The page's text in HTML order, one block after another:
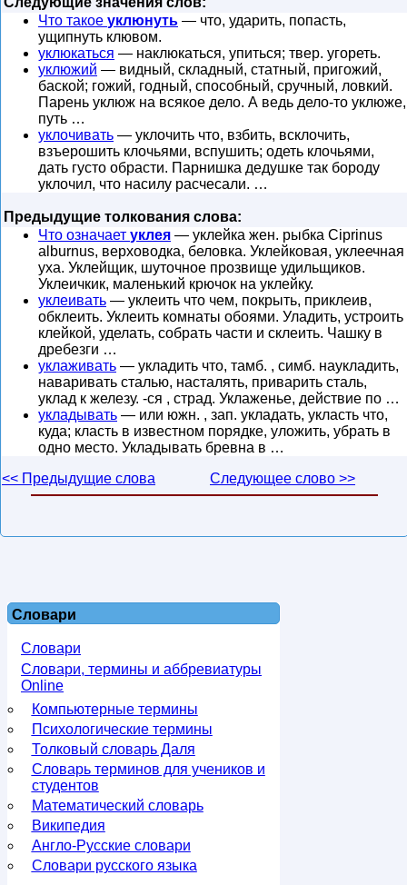
Что такое уклюнуть — что, ударить, попасть,
ущипнуть клювом.
уклюкаться — наклюкаться, упиться; твер. угореть.
уклюжий — видный, складный, статный, пригожий,
баской; гожий, годный, способный, сручный, ловкий.
Парень уклюж на всякое дело. А ведь дело-то уклюже,
путь …
уклочивать — уклочить что, взбить, всклочить,
взъерошить клочьями, вспушить; одеть клочьями,
дать густо обрасти. Парнишка дедушке так бороду
уклочил, что насилу расчесали. …
Предыдущие толкования слова:
Что означает уклея — уклейка жен. рыбка Ciprinus
alburnus, верховодка, беловка. Уклейковая, уклеечная
уха. Уклейщик, шуточное прозвище удильщиков.
Уклеичкик, маленький крючок на уклейку.
уклеивать — уклеить что чем, покрыть, приклеив,
обклеить. Уклеить комнаты обоями. Уладить, устроить
клейкой, уделать, собрать части и склеить. Чашку в
дребезги …
уклаживать — укладить что, тамб. , симб. наукладить,
наваривать сталью, насталять, приварить сталь,
уклад к железу. -ся , страд. Уклаженье, действие по …
укладывать — или южн. , зап. укладать, укласть что,
куда; класть в известном порядке, уложить, убрать в
одно место. Укладывать бревна в …
<< Предыдущие слова
Следующее слово >>
Словари
Словари
Словари, термины и аббревиатуры
Online
Компьютерные термины
Психологические термины
Толковый словарь Даля
Словарь терминов для учеников и
студентов
Математический словарь
Википедия
Англо-Русские словари
Словари русского языка